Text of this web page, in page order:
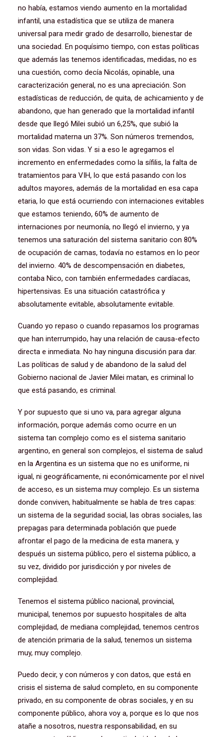
no había, estamos viendo aumento en la mortalidad
infantil, una estadística que se utiliza de manera
universal para medir grado de desarrollo, bienestar de
una sociedad. En poquísimo tiempo, con estas políticas
que además las tenemos identificadas, medidas, no es
una cuestión, como decía Nicolás, opinable, una
caracterización general, no es una apreciación. Son
estadísticas de reducción, de quita, de achicamiento y de
abandono, que han generado que la mortalidad infantil
desde que llegó Milei subió un 6,25%, que subió la
mortalidad materna un 37%. Son números tremendos,
son vidas. Son vidas. Y si a eso le agregamos el
incremento en enfermedades como la sífilis, la falta de
tratamientos para VIH, lo que está pasando con los
adultos mayores, además de la mortalidad en esa capa
etaria, lo que está ocurriendo con internaciones evitables
que estamos teniendo, 60% de aumento de
internaciones por neumonía, no llegó el invierno, y ya
tenemos una saturación del sistema sanitario con 80%
de ocupación de camas, todavía no estamos en lo peor
del invierno. 40% de descompensación en diabetes,
contaba Nico, con también enfermedades cardíacas,
hipertensivas. Es una situación catastrófica y
absolutamente evitable, absolutamente evitable.
Cuando yo repaso o cuando repasamos los programas
que han interrumpido, hay una relación de causa-efecto
directa e inmediata. No hay ninguna discusión para dar.
Las políticas de salud y de abandono de la salud del
Gobierno nacional de Javier Milei matan, es criminal lo
que está pasando, es criminal.
Y por supuesto que si uno va, para agregar alguna
información, porque además como ocurre en un
sistema tan complejo como es el sistema sanitario
argentino, en general son complejos, el sistema de salud
en la Argentina es un sistema que no es uniforme, ni
igual, ni geográficamente, ni económicamente por el nivel
de acceso, es un sistema muy complejo. Es un sistema
donde conviven, habitualmente se habla de tres capas:
un sistema de la seguridad social, las obras sociales, las
prepagas para determinada población que puede
afrontar el pago de la medicina de esta manera, y
después un sistema público, pero el sistema público, a
su vez, dividido por jurisdicción y por niveles de
complejidad.
Tenemos el sistema público nacional, provincial,
municipal, tenemos por supuesto hospitales de alta
complejidad, de mediana complejidad, tenemos centros
de atención primaria de la salud, tenemos un sistema
muy, muy complejo.
Puedo decir, y con números y con datos, que está en
crisis el sistema de salud completo, en su componente
privado, en su componente de obras sociales, y en su
componente público, ahora voy a, porque es lo que nos
atañe a nosotros, nuestra responsabilidad, en su